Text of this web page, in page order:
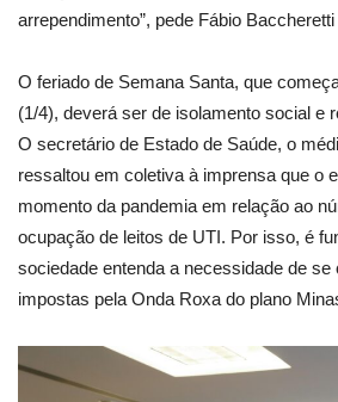
arrependimento”, pede Fábio Baccheretti
O feriado de Semana Santa, que
(1/4), deverá ser de isolamento social e
O secretário de Estado de Saúde, o
ressaltou em coletiva à imprensa que o
momento da pandemia em relação ao
ocupação de leitos de UTI. Por isso, é
sociedade entenda a necessidade de
impostas pela Onda Roxa do plano